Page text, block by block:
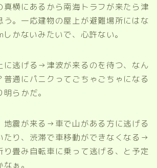
真横にあるから南海トラフが来たら津
う。一応建物の屋上が避難場所にはな
かないみたいで、心許ない。
逃げる→津波が来るのを待つ、なん
普通にパニクってごちゃごちゃになる
らかだ。
地震が来る→車で山がある方に逃げる
り、渋滞で車移動ができなくなる→
り畳み自転車に乗って逃げる、と予定
ぁ。